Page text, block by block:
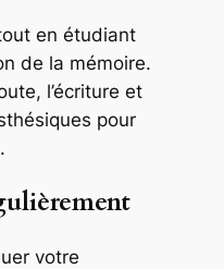
en étudiant
de la mémoire.
l’écriture et
pour
votre